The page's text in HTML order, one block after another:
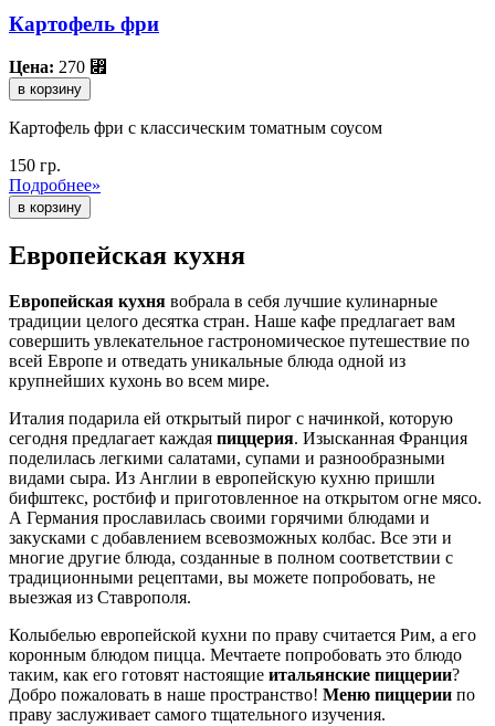
Картофель фри
Цена: 270 ⃏
в корзину
Картофель фри с классическим томатным соусом
150 гр.
Подробнее»
Европейская кухня
Европейская кухня вобрала в себя лучшие кулинарные
традиции целого десятка стран. Наше кафе предлагает вам
совершить увлекательное гастрономическое путешествие по
всей Европе и отведать уникальные блюда одной из
крупнейших кухонь во всем мире.
Италия подарила ей открытый пирог с начинкой, которую
сегодня предлагает каждая пиццерия. Изысканная Франция
поделилась легкими салатами, супами и разнообразными
видами сыра. Из Англии в европейскую кухню пришли
бифштекс, ростбиф и приготовленное на открытом огне мясо.
А Германия прославилась своими горячими блюдами и
закусками с добавлением всевозможных колбас. Все эти и
многие другие блюда, созданные в полном соответствии с
традиционными рецептами, вы можете попробовать, не
выезжая из Ставрополя.
Колыбелью европейской кухни по праву считается Рим, а его
коронным блюдом пицца. Мечтаете попробовать это блюдо
таким, как его готовят настоящие итальянские пиццерии?
Добро пожаловать в наше пространство! Меню пиццерии по
праву заслуживает самого тщательного изучения.